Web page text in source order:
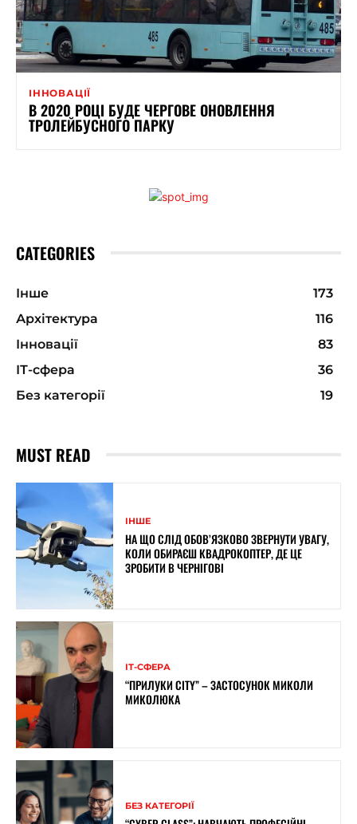
ІННОВАЦІЇ
В 2020 РОЦІ БУДЕ ЧЕРГОВЕ ОНОВЛЕННЯ
ТРОЛЕЙБУСНОГО ПАРКУ
CATEGORIES
Інше
173
Архітектура
116
Інновації
83
ІТ-сфера
36
Без категорії
19
MUST READ
ІНШЕ
НА ЩО СЛІД ОБОВ’ЯЗКОВО ЗВЕРНУТИ УВАГУ,
КОЛИ ОБИРАЄШ КВАДРОКОПТЕР, ДЕ ЦЕ
ЗРОБИТИ В ЧЕРНІГОВІ
ІТ-СФЕРА
“ПРИЛУКИ CITY” – ЗАСТОСУНОК МИКОЛИ
МИКОЛЮКА
БЕЗ КАТЕГОРІЇ